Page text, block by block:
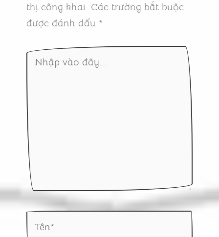
thị công khai. Các trường bắt buộc
được đánh dấu *
Nhập
vào
đây...
Tên*